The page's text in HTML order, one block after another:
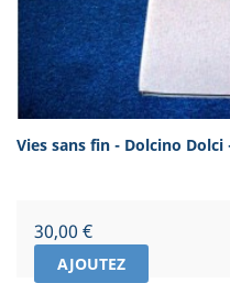
Vies sans fin - Dolcino Dolci
Prix
30,00 €
AJOUTEZ